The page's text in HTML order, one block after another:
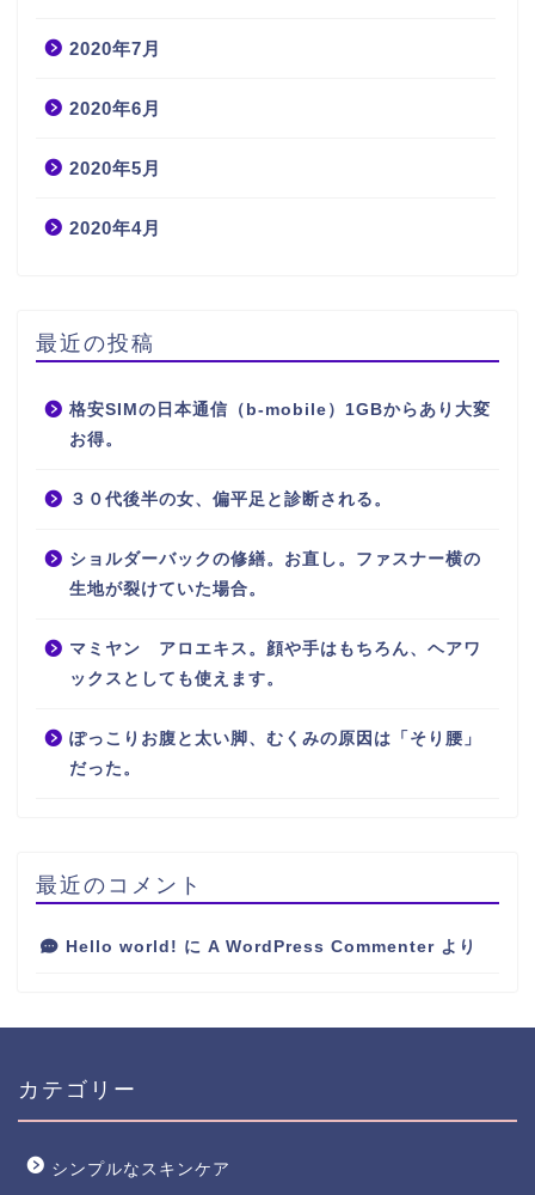
2020年7月
2020年6月
2020年5月
2020年4月
最近の投稿
格安SIMの日本通信（b-mobile）1GBからあり大変
お得。
３０代後半の女、偏平足と診断される。
ショルダーバックの修繕。お直し。ファスナー横の
生地が裂けていた場合。
マミヤン アロエキス。顔や手はもちろん、ヘアワ
ックスとしても使えます。
ぽっこりお腹と太い脚、むくみの原因は「そり腰」
だった。
最近のコメント
Hello world! に A WordPress Commenter より
カテゴリー
シンプルなスキンケア